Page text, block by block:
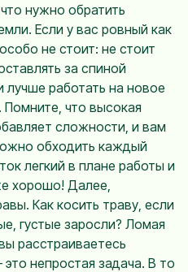
нужно обратить
Если у вас ровный как
не стоит: не стоит
за спиной
работать на новое
Помните, что высокая
сложности, и вам
обходить каждый
легкий в плане работы и
хорошо! Далее,
Как косить траву, если
густые заросли? Ломая
расстраиваетесь
непростая задача. В то